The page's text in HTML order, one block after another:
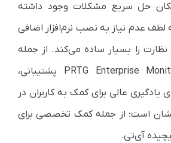
حل سریع مشکلات وجود داشته
لطف عدم نیاز به نصب نرم‌افزار اضافی
نظارت را بسیار ساده می‌کند. از جمله
مزایای ارزشمند PRTG Enterprise Monitor پشتیبانی،
عالی برای کمک به کاربران در
است؛ از جمله کمک تخصصی برای
آی‌تی.